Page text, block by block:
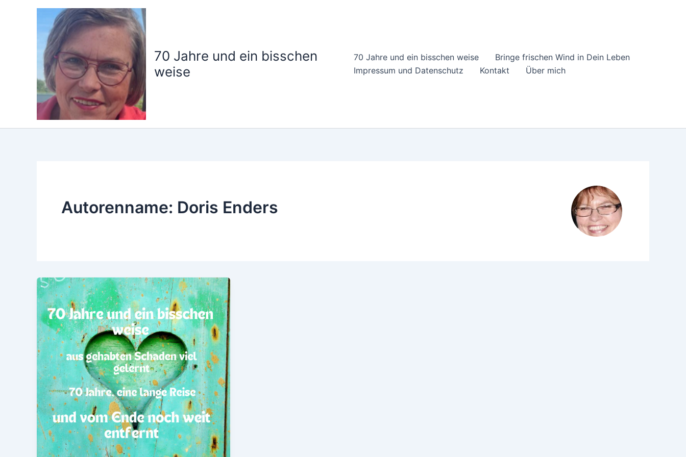
70 Jahre und ein bisschen
weise
70 Jahre und ein bisschen weise
Bringe frischen Wind in Dein Leben
Impressum und Datenschutz
Kontakt Über mich
Autorenname: Doris Enders